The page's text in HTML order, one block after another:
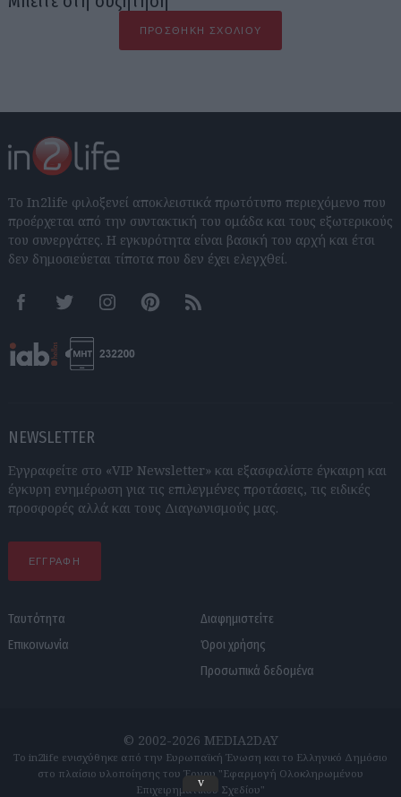
ΠΡΟΣΘΉΚΗ ΣΧΟΛΊΟΥ
Το In2life φιλοξενεί αποκλειστικά πρωτότυπο περιεχόμενο που
προέρχεται από την συντακτική του ομάδα και τους εξωτερικούς
του συνεργάτες. Η εγκυρότητα είναι βασική του αρχή και έτσι
δεν δημοσιεύεται τίποτα που δεν έχει ελεγχθεί.
FacebookTwitter InstagramPinterestRSS feeds
NEWSLETTER
Εγγραφείτε στο «VIP Newsletter» και εξασφαλίστε έγκαιρη και
έγκυρη ενημέρωση για τις επιλεγμένες προτάσεις, τις ειδικές
προσφορές αλλά και τους Διαγωνισμούς μας.
ΕΓΓΡΑΦΗ
Ταυτότητα
Επικοινωνία
Διαφημιστείτε
Όροι χρήσης
Προσωπικά δεδομένα
© 2002-2026 MEDIA2DAY
Το in2life ενισχύθηκε από την Ευρωπαϊκή Ένωση και το Ελληνικό Δημόσιο
στο πλαίσιο υλοποίησης του Έργου "Εφαρμογή Ολοκληρωμένου
Επιχειρηματικού Σχεδίου"
v